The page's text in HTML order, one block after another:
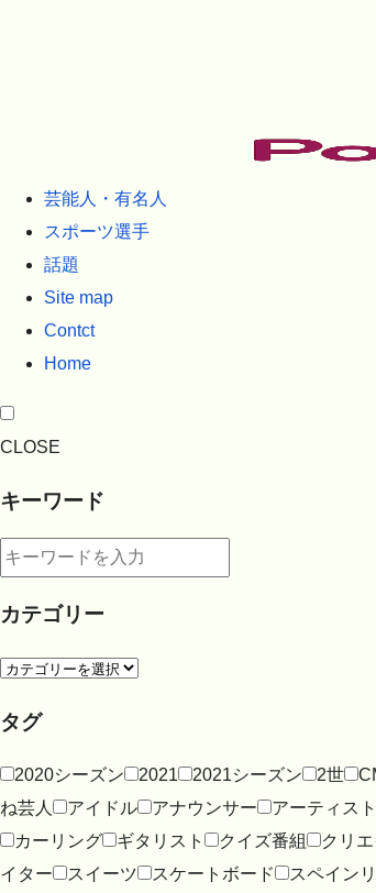
芸能人・有名人
スポーツ選手
話題
Site map
Contct
Home
CLOSE
キーワード
カテゴリー
タグ
2020シーズン 2021 2021シーズン 2世
ね芸人
アイドル アナウンサー アーティスト
カーリング
ギタリスト クイズ番組 クリ
イター
スイーツ スケートボード スペイン